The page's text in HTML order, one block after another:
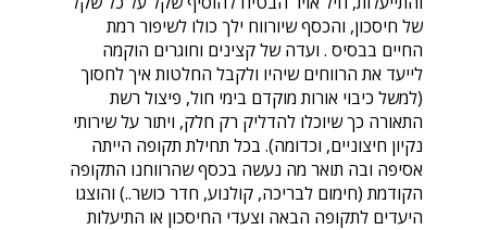
של חיסכון, והכסף שיורווח ילך כולו לשיפור רמת
החיים בבסיס . ועדה של קצינים וחוגרים הוקמה
לייעד את הרווחים שיהיו ולקבל החלטות איך לחסוך
(למשל כיבוי אורות מוקדם בימי חול, פיצול רשת
התאורה כך שיוכלו להדליק רק חלק, ויתור על שירותי
נקיון חיצוניים, וכדומה). בכל תחילת תקופה הייתה
אסיפה ובה תואר מה נעשה בכסף שהרווחנו התקופה
הקודמת (חימום לבריכה, קולנוע, חדר כושר..) והוצגו
היעדים לתקופה הבאה וצעדי החיסכון או התיעלות